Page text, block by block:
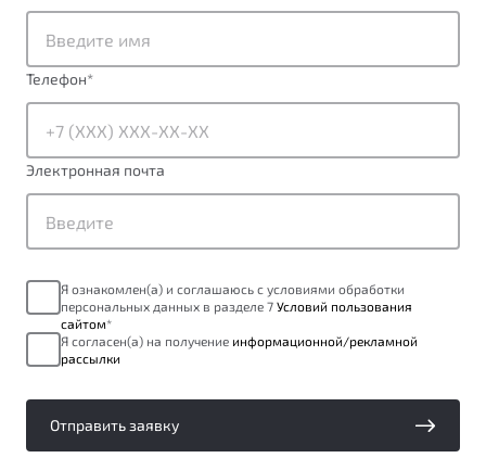
от 1 699 990 ₽*
Обзор В наличии
X70
Универсальный кроссовер
Обзор В наличии
Подробно
Автомобили в наличии
Тест-драйв
Спецпредложения
Будьте еще более уверены на дорогах с программой
Преимущества программы
Запись на сервис
Калькулятор ТО
Клиентская поддержка
Телефон*
Электронная почта
Я ознакомлен(а) и соглашаюсь с условиями обработки
персональных данных в разделе 7 Условий пользования
сайтом*
Я согласен(а) на получение информационной/рекламной
рассылки
Отправить заявку